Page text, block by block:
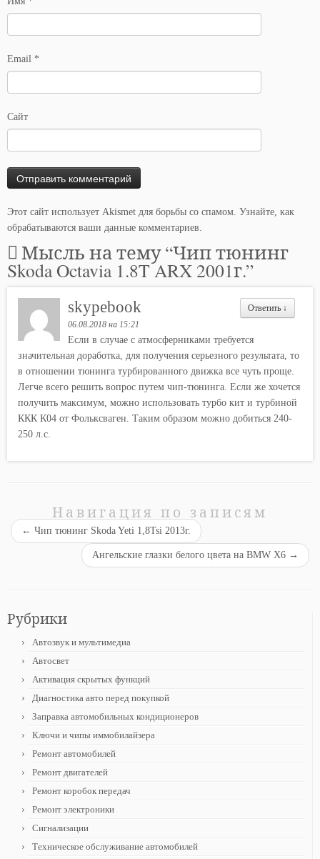
Email *
Сайт
Этот сайт использует Akismet для борьбы со спамом. Узнайте, как
обрабатываются ваши данные комментариев.
Мысль на тему “Чип тюнинг
Skoda Octavia 1.8T ARX 2001г.”
Ответить ↓
skypebook
06.08.2018 на 15:21
Если в случае с атмосферниками требуется
значительная доработка, для получения серьезного результата, то
в отношении тюнинга турбированного движка все чуть проще.
Легче всего решить вопрос путем чип-тюнинга. Если же хочется
получить максимум, можно использовать турбо кит и турбиной
ККК К04 от Фольксваген. Таким образом можно добиться 240-
250 л.с.
Навигация по записям
← Чип тюнинг Skoda Yeti 1,8Tsi 2013г.
Ангельские глазки белого цвета на BMW X6 →
Рубрики
Автозвук и мультимедиа
Автосвет
Активация скрытых функций
Диагностика авто перед покупкой
Заправка автомобильных кондиционеров
Ключи и чипы иммобилайзера
Ремонт автомобилей
Ремонт двигателей
Ремонт коробок передач
Ремонт электроники
Сигнализации
Техническое обслуживание автомобилей